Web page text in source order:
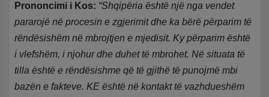
Prononcimi i Kos: “Shqipëria është një nga vendet
pararojë në procesin e zgjerimit dhe ka bërë përparim të
rëndësishëm në mbrojtjen e mjedisit. Ky përparim është
i vlefshëm, i njohur dhe duhet të mbrohet. Në situata të
tilla është e rëndësishme që të gjithë të punojmë mbi
bazën e fakteve. KE është në kontakt të vazhdueshëm